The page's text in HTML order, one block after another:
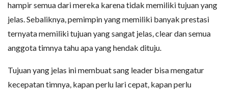
hampir semua dari mereka karena tidak memiliki tujuan yang
jelas. Sebaliknya, pemimpin yang memiliki banyak prestasi
ternyata memiliki tujuan yang sangat jelas, clear dan semua
anggota timnya tahu apa yang hendak dituju.
Tujuan yang jelas ini membuat sang leader bisa mengatur
kecepatan timnya, kapan perlu lari cepat, kapan perlu